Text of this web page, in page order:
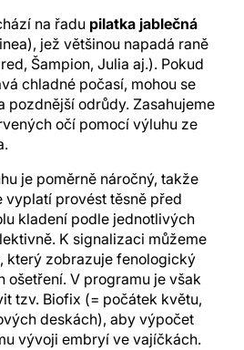
na řadu pilatka jablečná
jež většinou napadá raně
Šampion, Julia aj.). Pokud
chladné počasí, mohou se
pozdnější odrůdy. Zasahujeme
očí pomocí výluhu ze
je poměrně náročný, takže
vyplatí provést těsně před
kladení podle jednotlivých
K signalizaci můžeme
který zobrazuje fenologický
ošetření. V programu je však
tzv. Biofix (= počátek květu,
deskách), aby výpočet
vývoji embryí ve vajíčkách.